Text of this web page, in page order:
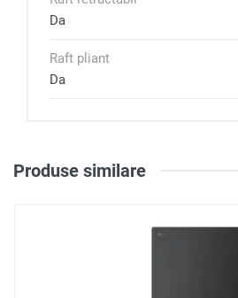
Da
Raft pliant
Da
Loghează-te
Produse similare